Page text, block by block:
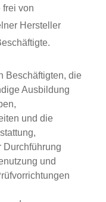
frei von
Hersteller
Beschäftigten, die
Ausbildung
und die
Durchführung
und